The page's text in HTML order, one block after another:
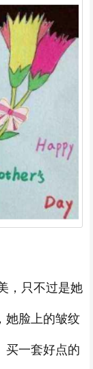
只不过是她
她脸上的皱纹
买一套好点的